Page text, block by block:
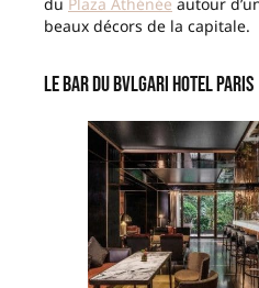
beaux décors de la capitale.
Le Bar du Bvlgari Hotel Paris